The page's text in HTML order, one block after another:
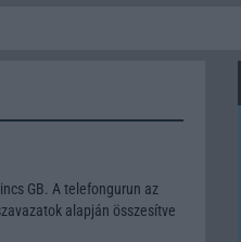
GB. A telefongurun az
alapján összesítve